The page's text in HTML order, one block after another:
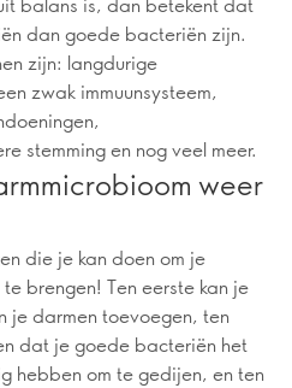
dan goede bacteriën zijn.
zijn: langdurige
zwak immuunsysteem,
stemming en nog veel meer.
weer
die je kan doen om je
brengen! Ten eerste kan je
darmen toevoegen, ten
dat je goede bacteriën het
hebben om te gedijen, en ten